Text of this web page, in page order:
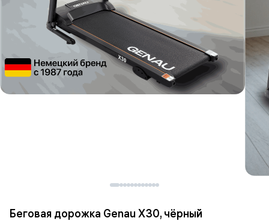
Беговая дорожка Genau X30, чёрный